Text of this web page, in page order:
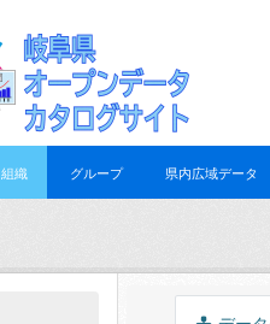
組織 グループ 県内広域データ